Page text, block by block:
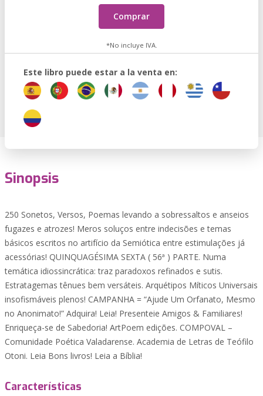
Comprar
*No incluye IVA.
Este libro puede estar a la venta en:
Sinopsis
250 Sonetos, Versos, Poemas levando a sobressaltos e anseios
fugazes e atrozes! Meros soluços entre indecisões e temas
básicos escritos no artifício da Semiótica entre estimulações já
acessórias! QUINQUAGÉSIMA SEXTA ( 56ª ) PARTE. Numa
temática idiossincrática: traz paradoxos refinados e sutis.
Estratagemas tênues bem versáteis. Arquétipos Míticos Universais
insofismáveis plenos! CAMPANHA = “Ajude Um Orfanato, Mesmo
no Anonimato!” Adquira! Leia! Presenteie Amigos & Familiares!
Enriqueça-se de Sabedoria! ArtPoem edições. COMPOVAL –
Comunidade Poética Valadarense. Academia de Letras de Teófilo
Otoni. Leia Bons livros! Leia a Bíblia!
Características